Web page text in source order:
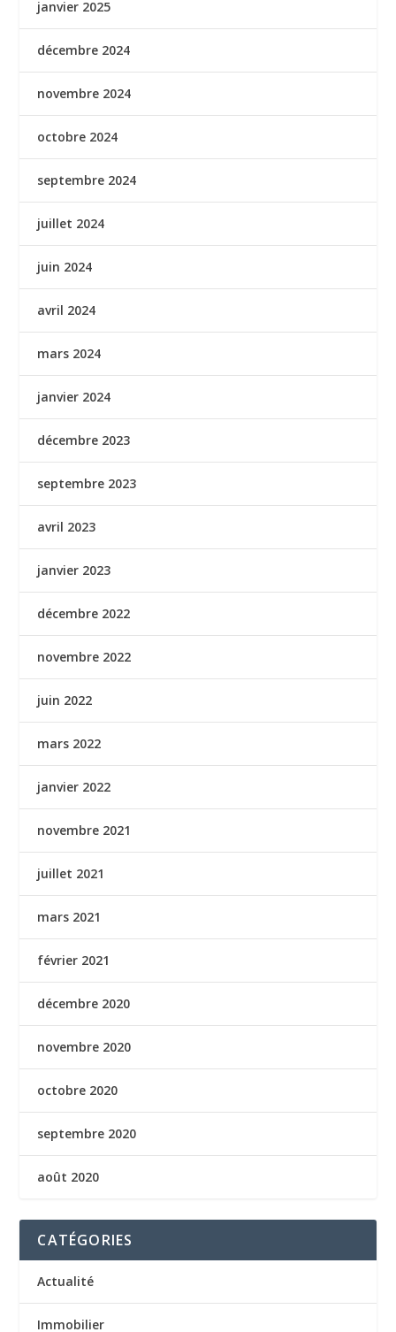
janvier 2025
décembre 2024
novembre 2024
octobre 2024
septembre 2024
juillet 2024
juin 2024
avril 2024
mars 2024
janvier 2024
décembre 2023
septembre 2023
avril 2023
janvier 2023
décembre 2022
novembre 2022
juin 2022
mars 2022
janvier 2022
novembre 2021
juillet 2021
mars 2021
février 2021
décembre 2020
novembre 2020
octobre 2020
septembre 2020
août 2020
CATÉGORIES
Actualité
Immobilier